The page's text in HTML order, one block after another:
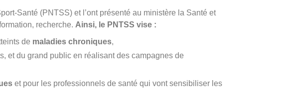
Santé (PNTSS) et l’ont présenté au ministère la Santé et
recherche. Ainsi, le PNTSS vise :
de maladies chroniques,
et du grand public en réalisant des campagnes de
et pour les professionnels de santé qui vont sensibiliser les